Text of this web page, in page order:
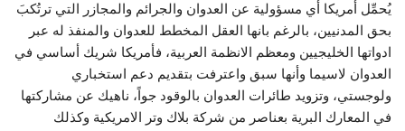
يُحمِّل أمريكا أي مسؤولية عن العدوان والجرائم والمجازر التي ترتُكبَ
بحق المدنيين، بالرغم بانها العقل المخطط للعدوان والمنفذ له عبر
ادواتها الخليجيين ومعظم الانظمة العربية، فأمريكا شريك أساسي في
العدوان لاسيما وأنها سبق واعترفت بتقديم دعم استخباري
ولوجستي، وتزويد طائرات العدوان بالوقود جواً، ناهيك عن مشاركتها
في المعارك البرية بعناصر من شركة بلاك وتر الامريكية وكذلك